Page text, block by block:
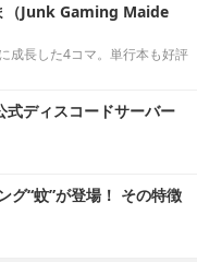
（Junk Gaming Maide
成長した4コマ。単行本も好評
ディスコードサーバー
グ“蚊”が登場！ その特徴